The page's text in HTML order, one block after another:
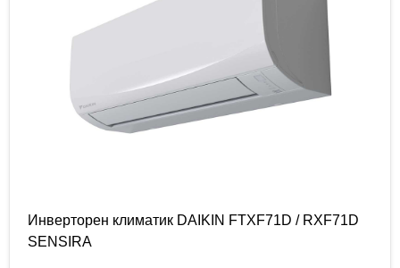
Инверторен климатик DAIKIN FTXF71D / RXF71D
SENSIRA